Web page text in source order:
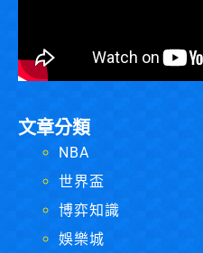
文章分類
NBA
世界盃
博弈知識
娛樂城